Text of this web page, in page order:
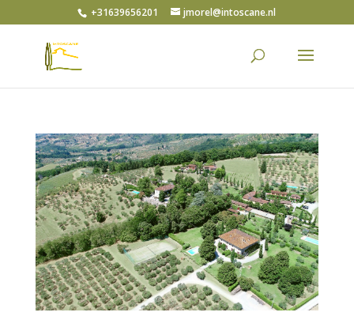
+31639656201 jmorel@intoscane.nl